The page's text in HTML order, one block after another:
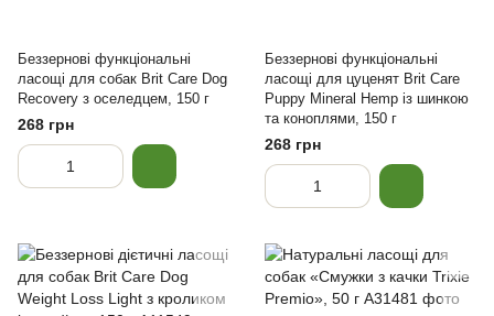
Беззернові функціональні
ласощі для собак Brit Care Dog
Recovery з оселедцем, 150 г
268 грн
Беззернові функціональні
ласощі для цуценят Brit Care
Puppy Mineral Hemp із шинкою
та коноплями, 150 г
268 грн